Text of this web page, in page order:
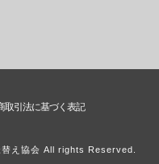
取引法に基づく表記
え協会 All rights Reserved.